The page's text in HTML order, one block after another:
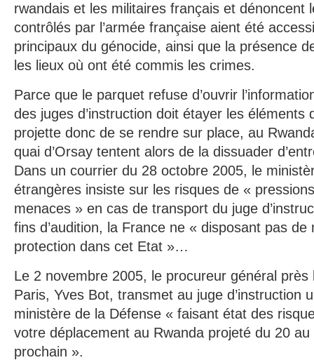
rwandais et les militaires français et dénoncent
contrôlés par l’armée française aient été
principaux du génocide, ainsi que la présence
les lieux où ont été commis les crimes.
Parce que le parquet refuse d’ouvrir
des juges d’instruction doit étayer les éléments
projette donc de se rendre sur place, au
quai d’Orsay tentent alors de la dissuader
Dans un courrier du 28 octobre 2005, le
étrangères insiste sur les risques de «
menaces » en cas de transport du juge
fins d’audition, la France ne « disposant pas
protection dans cet Etat »…
Le 2 novembre 2005, le procureur général près
Paris, Yves Bot, transmet au juge d’instruction
ministère de la Défense « faisant état des
votre déplacement au Rwanda projeté du 20
prochain ».